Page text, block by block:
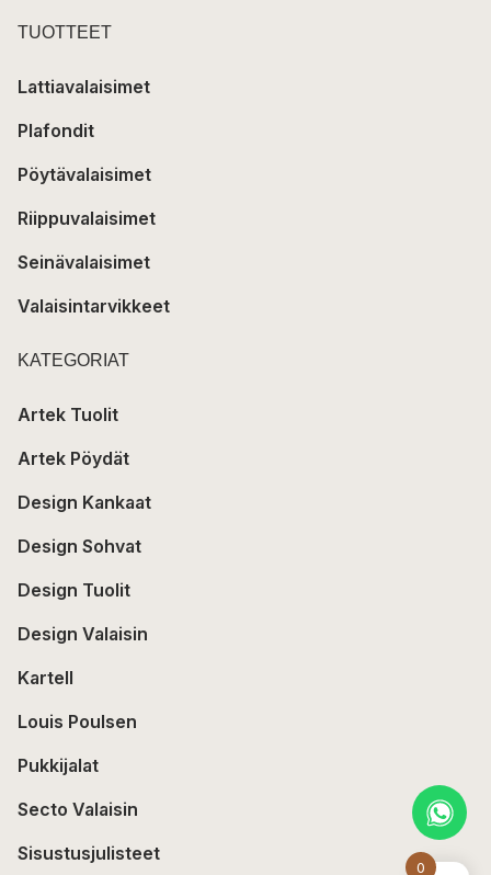
0
TUOTTEET
Lattiavalaisimet
Plafondit
Pöytävalaisimet
Riippuvalaisimet
Seinävalaisimet
Valaisintarvikkeet
KATEGORIAT
Artek Tuolit
Artek Pöydät
Design Kankaat
Design Sohvat
Design Tuolit
Design Valaisin
Kartell
Louis Poulsen
Pukkijalat
Secto Valaisin
Sisustusjulisteet